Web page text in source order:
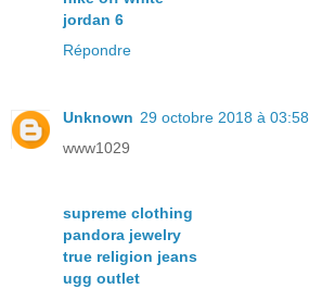
jordan 6
Répondre
Unknown 29 octobre 2018 à 03:58
www1029
supreme clothing
pandora jewelry
true religion jeans
ugg outlet